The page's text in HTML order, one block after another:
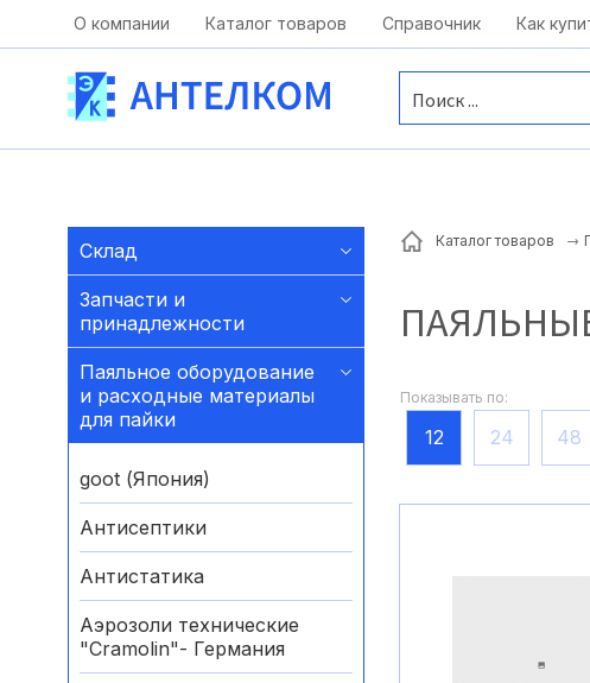
Москва, ул. Московская, д.1 офис 1
О компании Каталог товаров Справочник Как
Склад
Запчасти и
принадлежности
Паяльное оборудование
и расходные материалы
для пайки
goot (Япония)
Антисептики
Антистатика
Аэрозоли технические
"Cramolin"- Германия
Каталог товаров
Показывать по:
12 24 48